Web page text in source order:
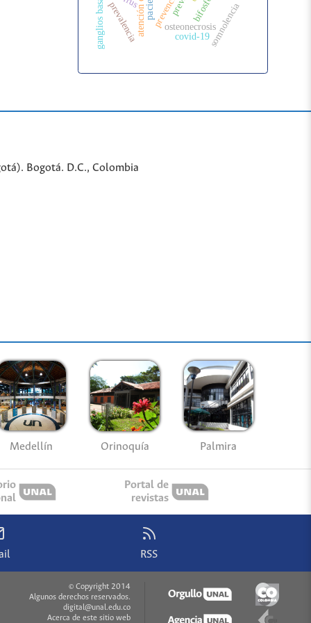
osteonecrosissomnolencia
prevalencia covid-19
ganglios basales
Bogotá. D.C., Colombia
Medellín Orinoquía Palmira
Portal de
revistas
RSS
© Copyright 2014
Algunos derechos reservados.
digital@unal.edu.co
Acerca de este sitio web